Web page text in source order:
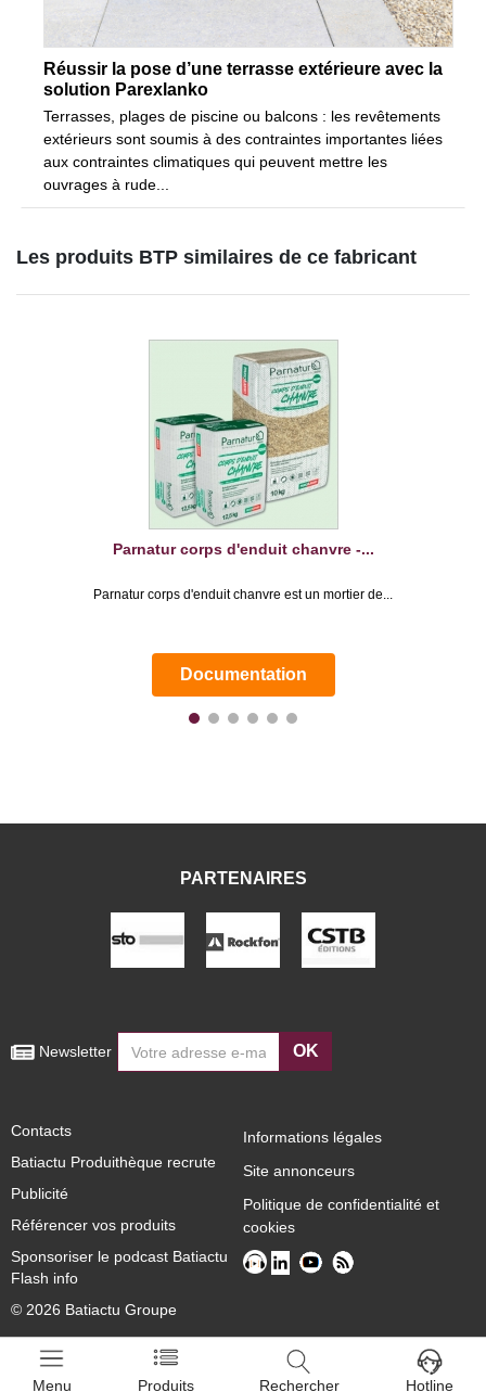
Menu Produits Rechercher Hotline
Réussir la pose d’une terrasse extérieure avec la
solution Parexlanko
Terrasses, plages de piscine ou balcons : les revêtements
extérieurs sont soumis à des contraintes importantes liées
aux contraintes climatiques qui peuvent mettre les
ouvrages à rude...
Les produits BTP similaires de ce fabricant
Parnatur corps d'enduit chanvre -...
Parnatur corps d'enduit chanvre est un mortier de...
Documentation
PARTENAIRES
Newsletter OK
Contacts
Batiactu Produithèque recrute
Publicité
Référencer vos produits
Sponsoriser le podcast Batiactu
Flash info
© 2026 Batiactu Groupe
Informations légales
Site annonceurs
Politique de confidentialité et
cookies